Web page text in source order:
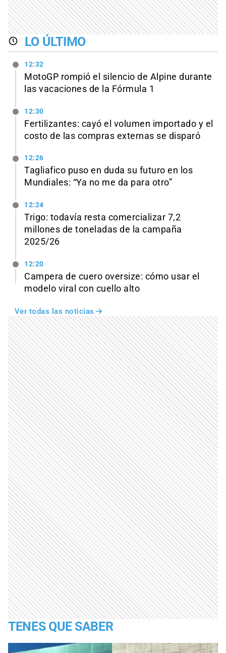
LO ÚLTIMO
12:32
MotoGP rompió el silencio de Alpine durante
las vacaciones de la Fórmula 1
12:30
Fertilizantes: cayó el volumen importado y el
costo de las compras externas se disparó
12:26
Tagliafico puso en duda su futuro en los
Mundiales: “Ya no me da para otro”
12:24
Trigo: todavía resta comercializar 7,2
millones de toneladas de la campaña
2025/26
12:20
Campera de cuero oversize: cómo usar el
modelo viral con cuello alto
Ver todas las noticias
TENES QUE SABER